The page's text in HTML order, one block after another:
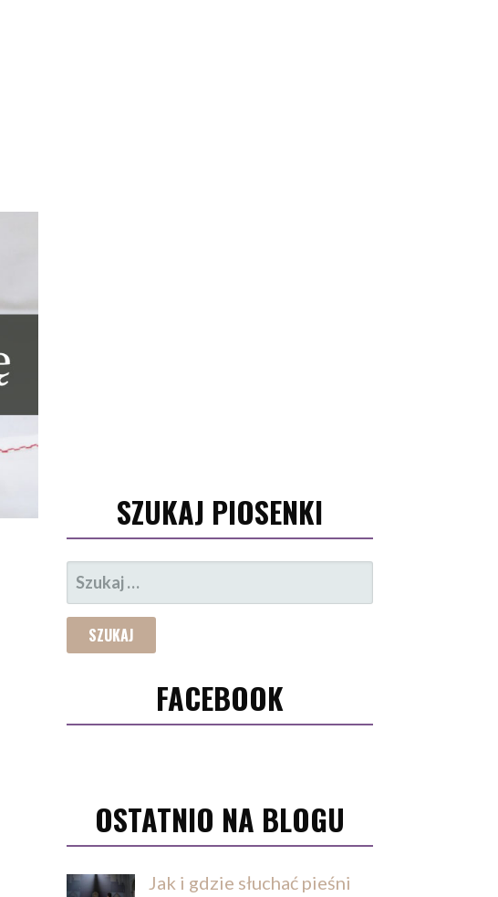
SZUKAJ PIOSENKI
SZUKAJ:
FACEBOOK
OSTATNIO NA BLOGU
Jak i gdzie słuchać pieśni